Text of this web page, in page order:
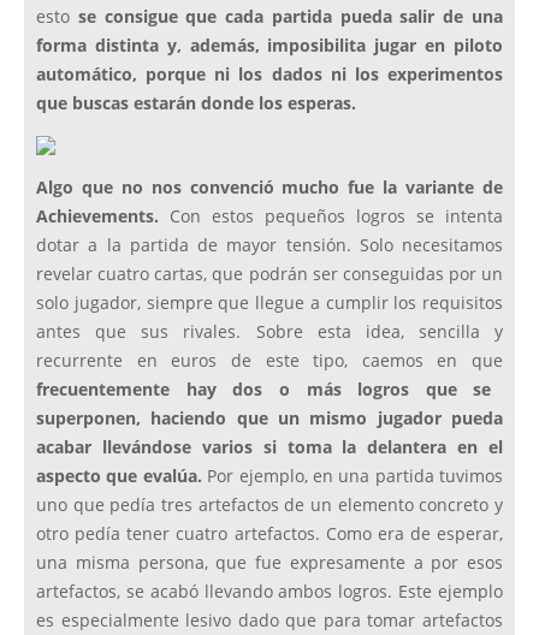
esto se consigue que cada partida pueda salir de una
forma distinta y, además, imposibilita jugar en piloto
automático, porque ni los dados ni los experimentos
que buscas estarán donde los esperas.
Algo que no nos convenció mucho fue la variante de
Achievements. Con estos pequeños logros se intenta
dotar a la partida de mayor tensión. Solo necesitamos
revelar cuatro cartas, que podrán ser conseguidas por un
solo jugador, siempre que llegue a cumplir los requisitos
antes que sus rivales. Sobre esta idea, sencilla y
recurrente en euros de este tipo, caemos en que
frecuentemente hay dos o más logros que se
superponen, haciendo que un mismo jugador pueda
acabar llevándose varios si toma la delantera en el
aspecto que evalúa. Por ejemplo, en una partida tuvimos
uno que pedía tres artefactos de un elemento concreto y
otro pedía tener cuatro artefactos. Como era de esperar,
una misma persona, que fue expresamente a por esos
artefactos, se acabó llevando ambos logros. Este ejemplo
es especialmente lesivo dado que para tomar artefactos